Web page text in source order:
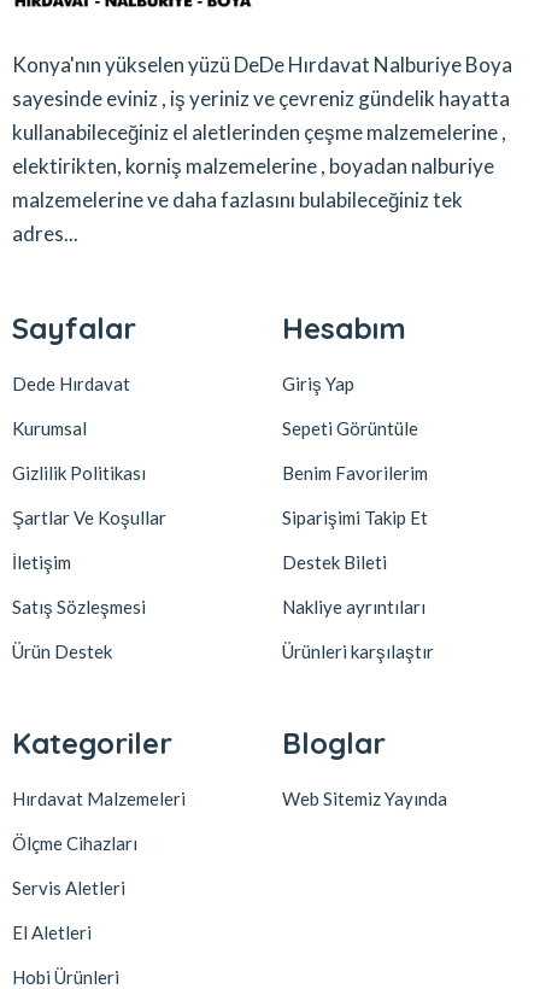
Konya'nın yükselen yüzü DeDe Hırdavat Nalburiye Boya
sayesinde eviniz , iş yeriniz ve çevreniz gündelik hayatta
kullanabileceğiniz el aletlerinden çeşme malzemelerine ,
elektirikten, korniş malzemelerine , boyadan nalburiye
malzemelerine ve daha fazlasını bulabileceğiniz tek
adres...
Sayfalar
Dede Hırdavat
Kurumsal
Gizlilik Politikası
Şartlar Ve Koşullar
İletişim
Satış Sözleşmesi
Ürün Destek
Hesabım
Giriş Yap
Sepeti Görüntüle
Benim Favorilerim
Siparişimi Takip Et
Destek Bileti
Nakliye ayrıntıları
Ürünleri karşılaştır
Kategoriler
Hırdavat Malzemeleri
Ölçme Cihazları
Servis Aletleri
El Aletleri
Hobi Ürünleri
Bloglar
Web Sitemiz Yayında